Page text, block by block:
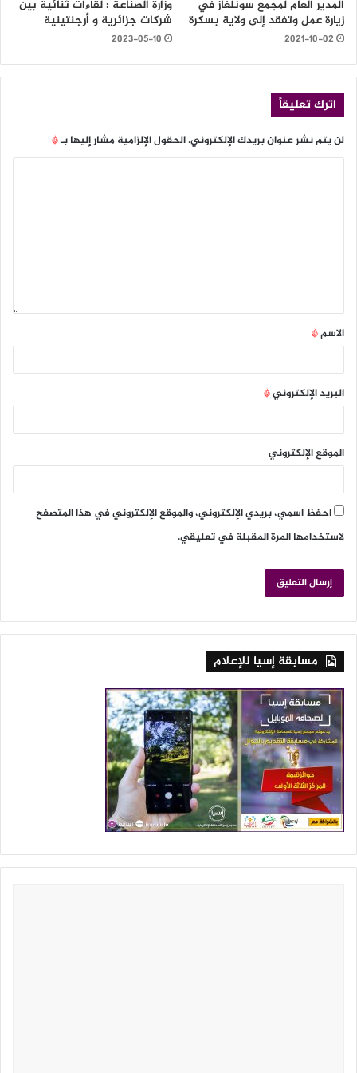
المدير العام لمجمع سونلغاز في
زيارة عمل وتفقد إلى ولاية بسكرة
2021-10-02
وزارة الصناعة : لقاءات ثنائية بين
شركات جزائرية و أرجنتينية
2023-05-10
اترك تعليقاً
لن يتم نشر عنوان بريدك الإلكتروني.الحقول الإلزامية مشار إليها بـ*
الاسم*
البريد الإلكتروني*
الموقع الإلكتروني
احفظ اسمي، بريدي الإلكتروني، والموقع الإلكتروني في هذا المتصفح
لاستخدامها المرة المقبلة في تعليقي.
مسابقة إسيا للإعلام